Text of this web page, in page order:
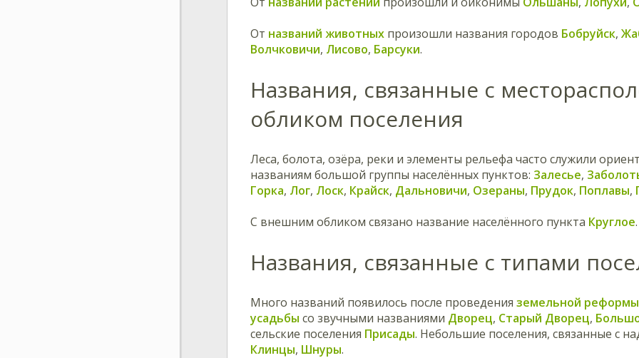
От названий животных произошли названия городов Бобруйск,
Волчковичи, Лисово, Барсуки.
Названия, связанные с
обликом поселения
Леса, болота, озёра, реки и элементы рельефа часто служили
названиям большой группы населённых пунктов: Залесье,
Горка, Лог, Лоск, Крайск, Дальновичи, Озераны, Прудок, Поплавы,
С внешним обликом связано название населённого пункта Круглое.
Названия, связанные с типами
Много названий появилось после проведения земельной реформы
усадьбы со звучными названиями Дворец, Старый Дворец,
сельские поселения Присады. Небольшие поселения, связанные с
Клинцы, Шнуры.